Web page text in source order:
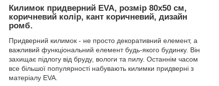
Килимок придверний EVA, розмір 80х50 см,
коричневий колір, кант коричневий, дизайн
ромб.
Придверний килимок - не просто декоративний елемент, а
важливий функціональний елемент будь-якого будинку. Він
захищає підлогу від бруду, вологи та пилу. Останнім часом
все більшої популярності набувають килимки придверні з
матеріалу EVA.